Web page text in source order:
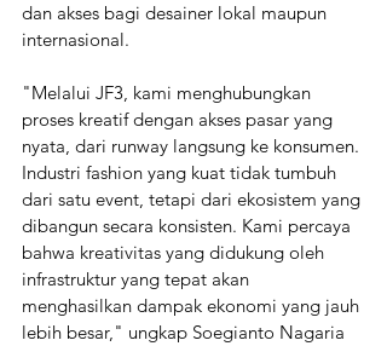
dan akses bagi desainer lokal maupun
internasional.
"Melalui JF3, kami menghubungkan
proses kreatif dengan akses pasar yang
nyata, dari runway langsung ke konsumen.
Industri fashion yang kuat tidak tumbuh
dari satu event, tetapi dari ekosistem yang
dibangun secara konsisten. Kami percaya
bahwa kreativitas yang didukung oleh
infrastruktur yang tepat akan
menghasilkan dampak ekonomi yang jauh
lebih besar," ungkap Soegianto Nagaria